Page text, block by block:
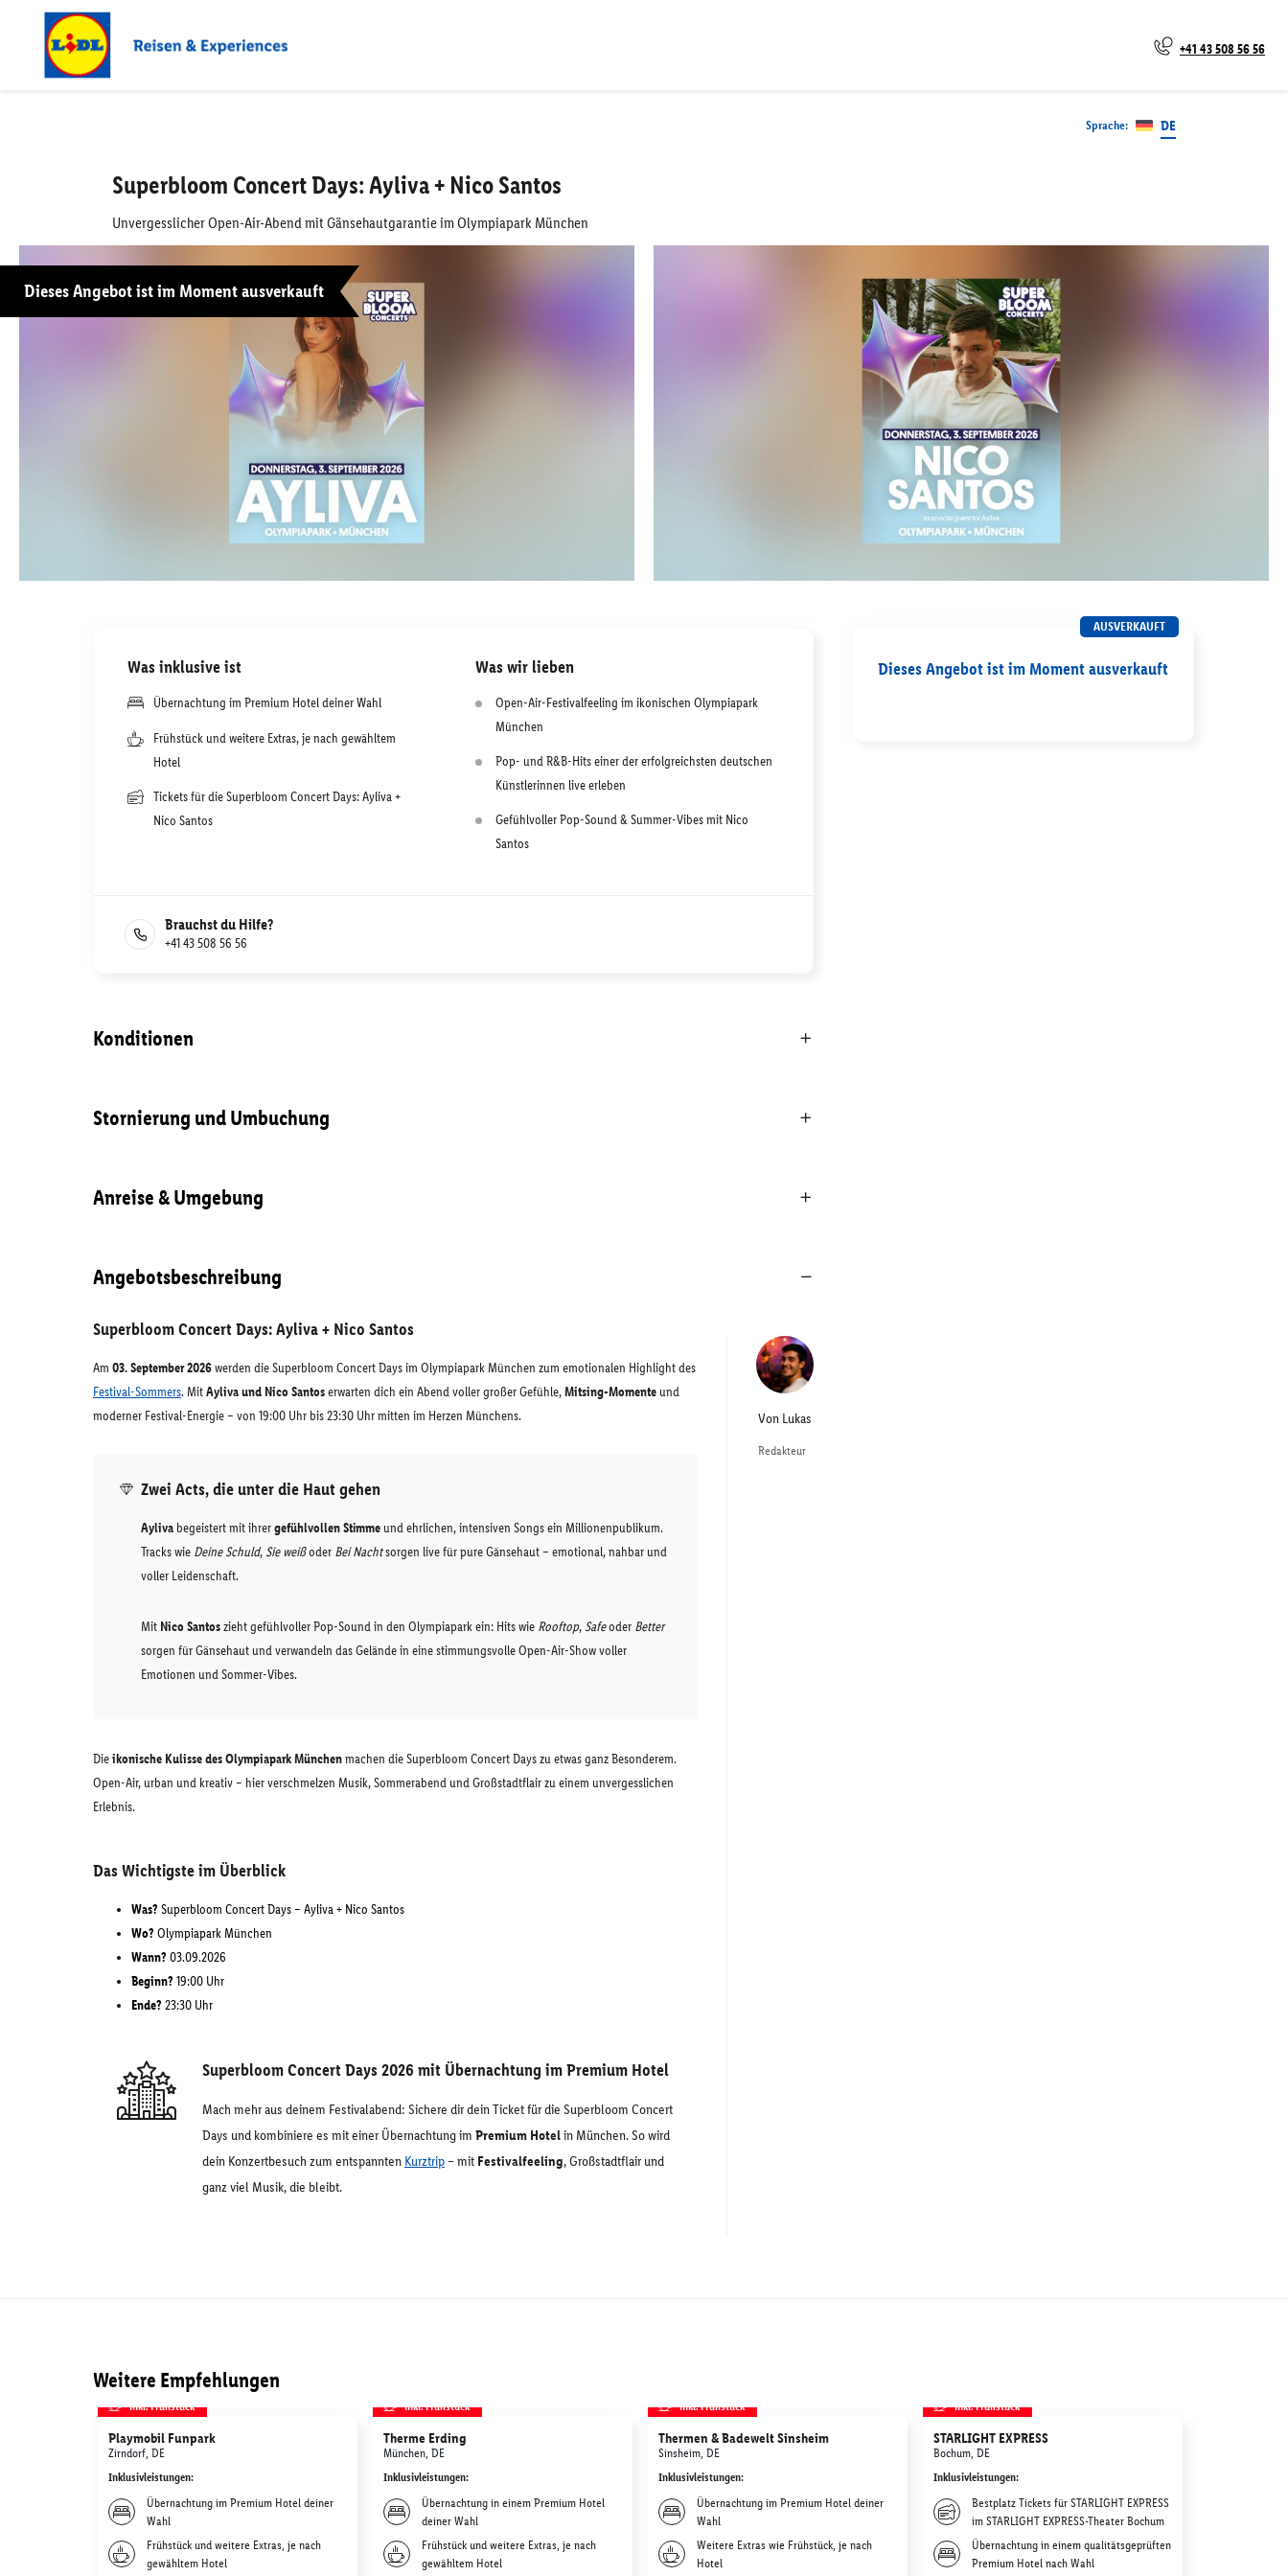
+41 43 508 56 56
Sprache: DE
Superbloom Concert Days: Ayliva + Nico Santos
Unvergesslicher Open-Air-Abend mit Gänsehautgarantie im Olympiapark München
Dieses Angebot ist im Moment ausverkauft
AUSVERKAUFT
Dieses Angebot ist im Moment ausverkauft
Was inklusive ist
Übernachtung im Premium Hotel deiner Wahl
Frühstück und weitere Extras, je nach gewähltem
Hotel
Tickets für die Superbloom Concert Days: Ayliva +
Nico Santos
Was wir lieben
Open-Air-Festivalfeeling im ikonischen Olympiapark
München
Pop- und R&B-Hits einer der erfolgreichsten deutschen
Künstlerinnen live erleben
Gefühlvoller Pop-Sound & Summer-Vibes mit Nico
Santos
Brauchst du Hilfe?
+41 43 508 56 56
Konditionen
Stornierung und Umbuchung
Anreise & Umgebung
Angebotsbeschreibung
Superbloom Concert Days: Ayliva + Nico Santos
Am 03. September 2026werden die Superbloom Concert Days im Olympiapark München zum emotionalen Highlight des
Festival-Sommers. MitAyliva und Nico Santoserwarten dich ein Abend voller großer Gefühle,Mitsing-Momente und
moderner Festival-Energie – von 19:00 Uhr bis 23:30 Uhr mitten im Herzen Münchens.
Zwei Acts, die unter die Haut gehen
Ayliva begeistert mit ihrergefühlvollen Stimme und ehrlichen, intensiven Songs ein Millionenpublikum.
Tracks wie Deine Schuld, Sie weißoder Bei Nachtsorgen live für pure Gänsehaut – emotional, nahbar und
voller Leidenschaft.
Mit Nico Santoszieht gefühlvoller Pop-Sound in den Olympiapark ein: Hits wie Rooftop, Safeoder Better
sorgen für Gänsehaut und verwandeln das Gelände in eine stimmungsvolle Open-Air-Show voller
Emotionen und Sommer-Vibes.
Dieikonische Kulisse des Olympiapark Münchenmachen die Superbloom Concert Days zu etwas ganz Besonderem.
Open-Air, urban und kreativ – hier verschmelzen Musik, Sommerabend und Großstadtflair zu einem unvergesslichen
Erlebnis.
Das Wichtigste im Überblick
Was? Superbloom Concert Days – Ayliva + Nico Santos
Wo? Olympiapark München
Wann? 03.09.2026
Beginn? 19:00 Uhr
Ende? 23:30 Uhr
Superbloom Concert Days 2026 mit Übernachtung im Premium Hotel
Mach mehr aus deinem Festivalabend: Sichere dir dein Ticket für die Superbloom Concert
Days und kombiniere es mit einer Übernachtung im Premium Hotelin München. So wird
dein Konzertbesuch zum entspannten Kurztrip – mit Festivalfeeling, Großstadtflair und
ganz viel Musik, die bleibt.
Von Lukas
Redakteur
Weitere Empfehlungen
inkl. Frühstück
Playmobil Funpark
Zirndorf, DE
Inklusivleistungen:
Übernachtung im Premium Hotel deiner
Wahl
Frühstück und weitere Extras, je nach
gewähltem Hotel
inkl. Frühstück
Therme Erding
München, DE
Inklusivleistungen:
Übernachtung in einem Premium Hotel
deiner Wahl
Frühstück und weitere Extras, je nach
gewähltem Hotel
inkl. Frühstück
Thermen & Badewelt Sinsheim
Sinsheim, DE
Inklusivleistungen:
Übernachtung im Premium Hotel deiner
Wahl
Weitere Extras wie Frühstück, je nach
Hotel
inkl. Frühstück
STARLIGHT EXPRESS
Bochum, DE
Inklusivleistungen:
Bestplatz Tickets für STARLIGHT EXPRESS
im STARLIGHT EXPRESS-Theater Bochum
Übernachtung in einem qualitätsgeprüften
Premium Hotel nach Wahl